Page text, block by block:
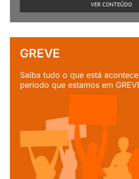
VER CONTEÚDO
GREVE
Saiba tudo o que está
período que estamos em